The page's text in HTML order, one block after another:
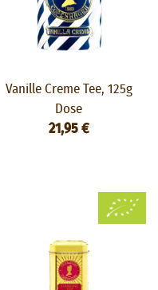
Vanille Creme Tee, 125g
Dose
21,95 €